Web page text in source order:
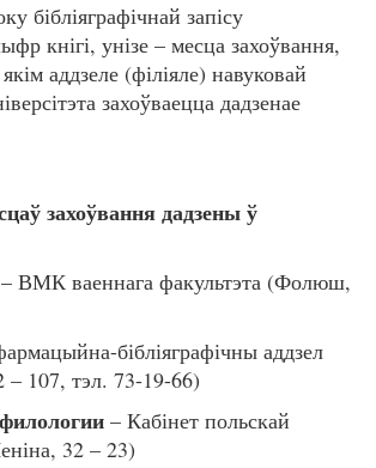
бібліяграфічнай запісу
кнігі, унізе – месца захоўвання,
аддзеле (філіяле) навуковай
захоўваецца дадзенае
захоўвання дадзены ў
– ВМК ваеннага факультэта (Фолюш,
бібліяграфічны аддзел
107, тэл. 73-19-66)
– Кабінет польскай
32 – 23)